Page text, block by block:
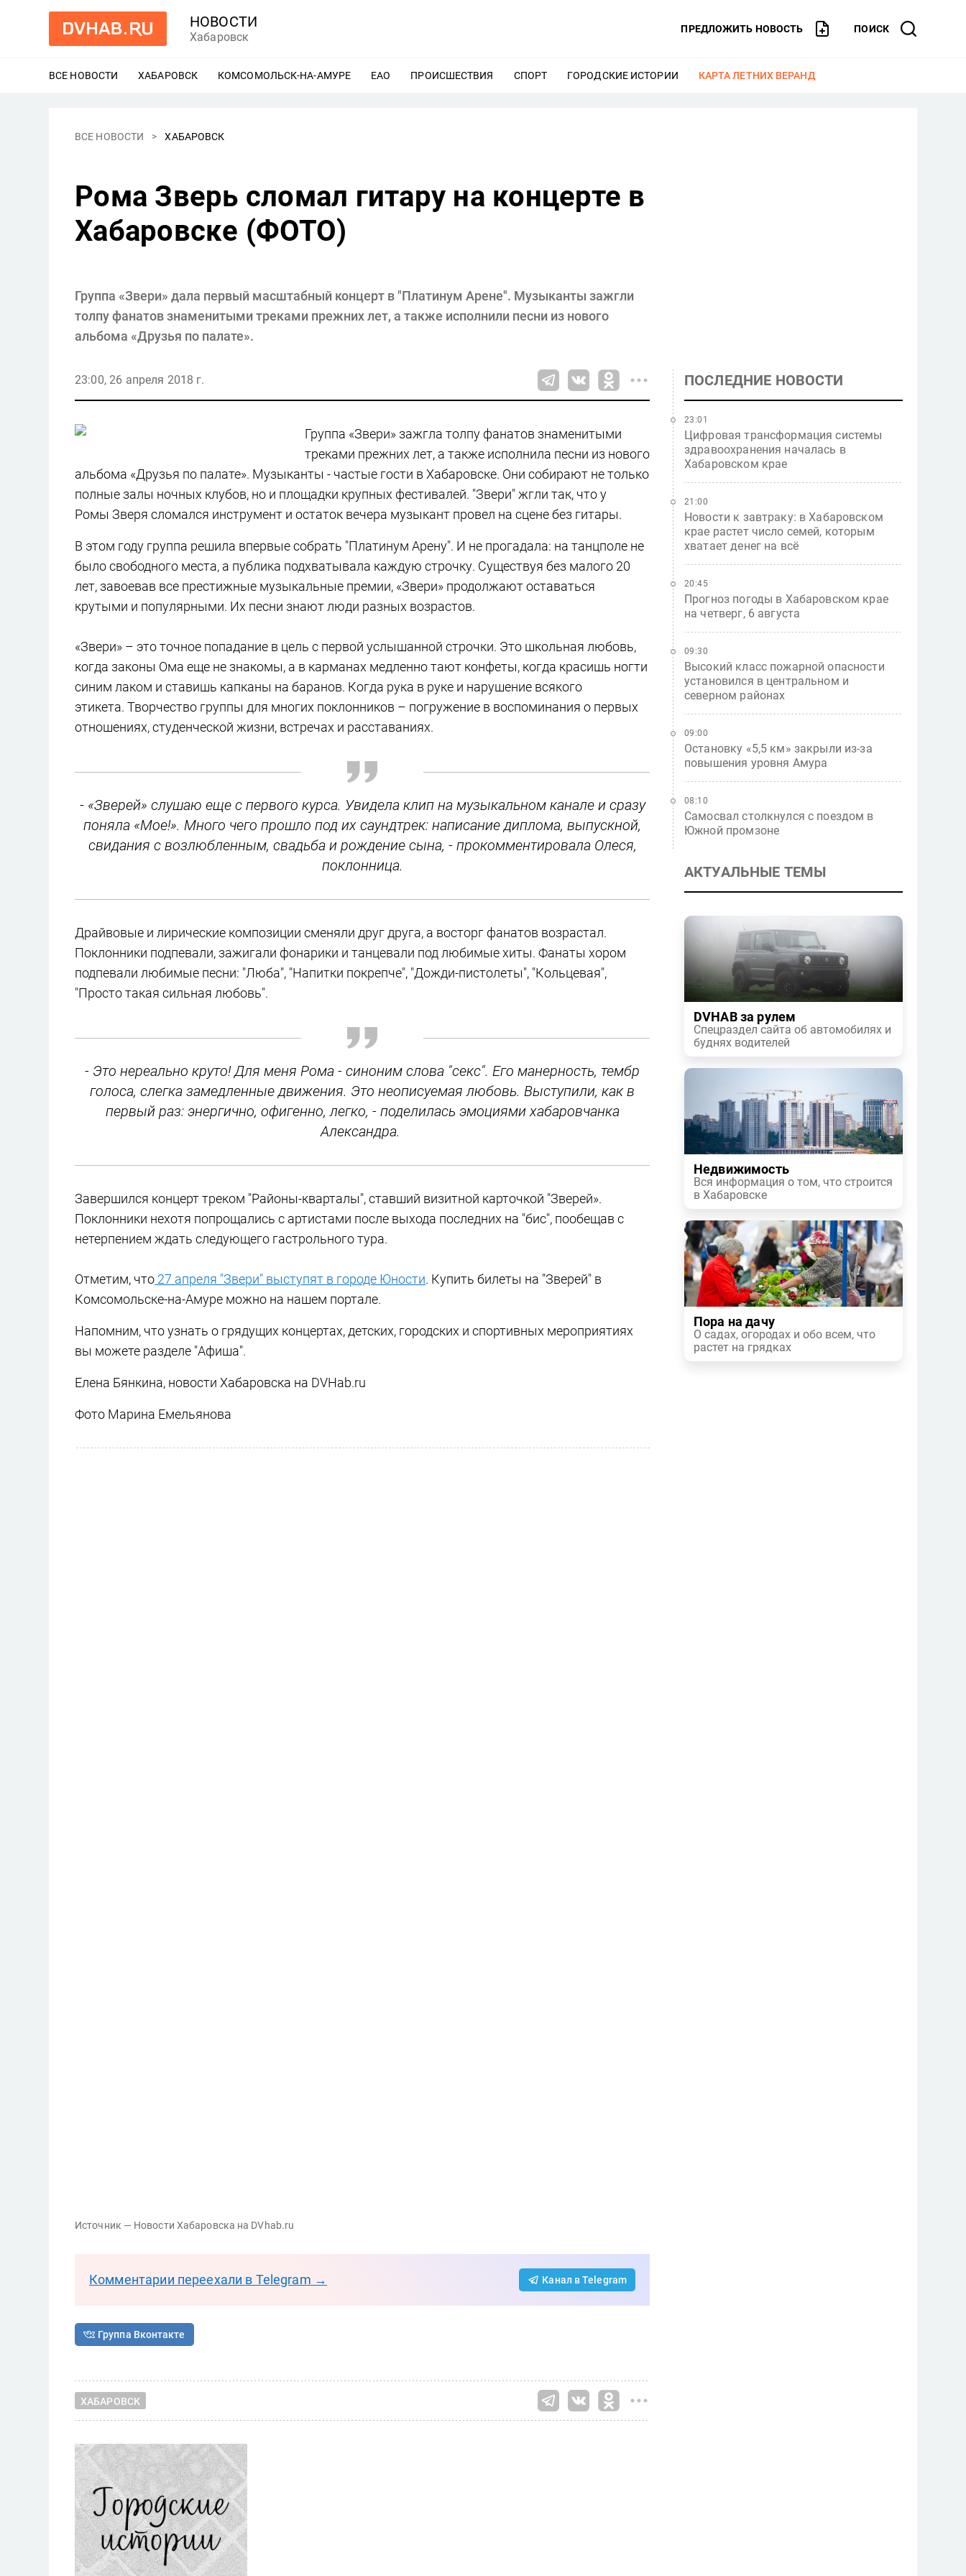
НОВОСТИ
Хабаровск
ПРЕДЛОЖИТЬ НОВОСТЬ ПОИСК
ВСЕ НОВОСТИ ХАБАРОВСК ЕЩЕ
КОМСОМОЛЬСК-НА-АМУРЕ ЕЩЕ
ЕАО ЕЩЕ
ПРОИСШЕСТВИЯ ЕЩЕ
СПОРТ ЕЩЕ
ГОРОДСКИЕ ИСТОРИИ ЕЩЕ
КАРТА ЛЕТНИХ ВЕРАНД
ВСЕ НОВОСТИ ХАБАРОВСК
Рома Зверь сломал гитару на концерте в
Хабаровске (ФОТО)
Группа «Звери» дала первый масштабный концерт в "Платинум Арене". Музыканты зажгли
толпу фанатов знаменитыми треками прежних лет, а также исполнили песни из нового
альбома «Друзья по палате».
23:00, 26 апреля 2018 г.
Группа «Звери» зажгла толпу фанатов знаменитыми
треками прежних лет, а также исполнила песни из нового
альбома «Друзья по палате». Музыканты - частые гости в Хабаровске. Они собирают не только
полные залы ночных клубов, но и площадки крупных фестивалей. "Звери" жгли так, что у
Ромы Зверя сломался инструмент и остаток вечера музыкант провел на сцене без гитары.
В этом году группа решила впервые собрать "Платинум Арену". И не прогадала: на танцполе не
было свободного места, а публика подхватывала каждую строчку. Существуя без малого 20
лет, завоевав все престижные музыкальные премии, «Звери» продолжают оставаться
крутыми и популярными. Их песни знают люди разных возрастов.
«Звери» – это точное попадание в цель с первой услышанной строчки. Это школьная любовь,
когда законы Ома еще не знакомы, а в карманах медленно тают конфеты, когда красишь ногти
синим лаком и ставишь капканы на баранов. Когда рука в руке и нарушение всякого
этикета. Творчество группы для многих поклонников – погружение в воспоминания о первых
отношениях, студенческой жизни, встречах и расставаниях.
- «Зверей» слушаю еще с первого курса. Увидела клип на музыкальном канале и сразу
поняла «Мое!». Много чего прошло под их саундтрек: написание диплома, выпускной,
свидания с возлюбленным, свадьба и рождение сына, - прокомментировала Олеся,
поклонница.
Драйвовые и лирические композиции сменяли друг друга, а восторг фанатов возрастал.
Поклонники подпевали, зажигали фонарики и танцевали под любимые хиты. Фанаты хором
подпевали любимые песни: "Люба", "Напитки покрепче", "Дожди-пистолеты", "Кольцевая",
"Просто такая сильная любовь".
- Это нереально круто! Для меня Рома - синоним слова "секс". Его манерность, тембр
голоса, слегка замедленные движения. Это неописуемая любовь. Выступили, как в
первый раз: энергично, офигенно, легко, - поделилась эмоциями хабаровчанка
Александра.
Завершился концерт треком "Районы-кварталы", ставший визитной карточкой "Зверей».
Поклонники нехотя попрощались с артистами после выхода последних на "бис", пообещав с
нетерпением ждать следующего гастрольного тура.
Отметим, что 27 апреля "Звери" выступят в городе Юности. Купить билеты на "Зверей" в
Комсомольске-на-Амуре можно на нашем портале.
Напомним, что узнать о грядущих концертах, детских, городских и спортивных мероприятиях
вы можете разделе "Афиша".
Елена Бянкина, новости Хабаровска на DVHab.ru
Фото Марина Емельянова
Источник — Новости Хабаровска на DVhab.ru
Комментарии переехали в Telegram → Канал в Telegram
Группа Вконтакте
ХАБАРОВСК
ПОСЛЕДНИЕ НОВОСТИ
Цифровая трансформация системы
здравоохранения началась в
Хабаровском крае
23:01
Новости к завтраку: в Хабаровском
крае растет число семей, которым
хватает денег на всё
21:00
Прогноз погоды в Хабаровском крае
на четверг, 6 августа
20:45
Высокий класс пожарной опасности
установился в центральном и
северном районах
09:30
Остановку «5,5 км» закрыли из-за
повышения уровня Амура
09:00
Самосвал столкнулся с поездом в
Южной промзоне
08:10
АКТУАЛЬНЫЕ ТЕМЫ
DVHAB за рулем
Спецраздел сайта об автомобилях и
буднях водителей
Недвижимость
Вся информация о том, что строится
в Хабаровске
Пора на дачу
О садах, огородах и обо всем, что
растет на грядках